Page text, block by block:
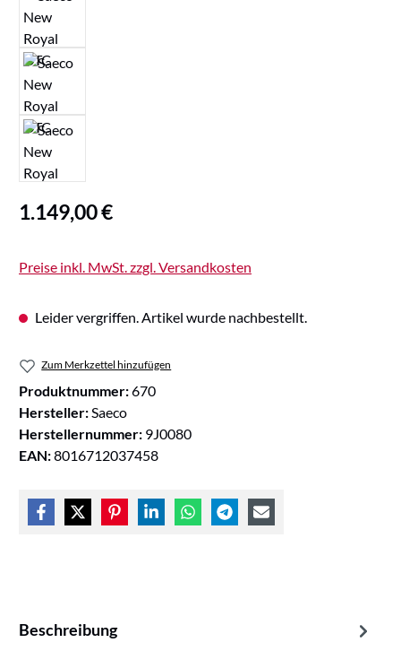
Regulärer Preis:
1.149,00 €
Preise inkl. MwSt. zzgl. Versandkosten
Leider vergriffen. Artikel wurde nachbestellt.
Zum Merkzettel hinzufügen
Produktnummer:670
Hersteller: Saeco
Herstellernummer: 9J0080
EAN:8016712037458
Beschreibung